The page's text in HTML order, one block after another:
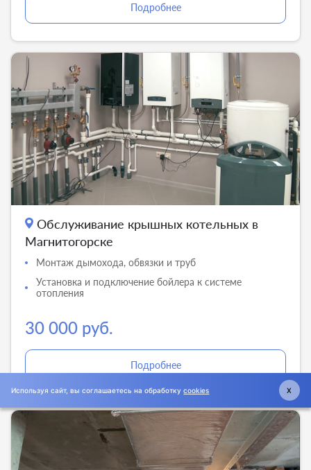
Подробнее
Обслуживание крышных котельных в
Магнитогорске
Монтаж дымохода, обвязки и труб
Установка и подключение бойлера к системе
отопления
30 000 руб.
Подробнее
Используя сайт, вы соглашаетесь на обработкуcookies X